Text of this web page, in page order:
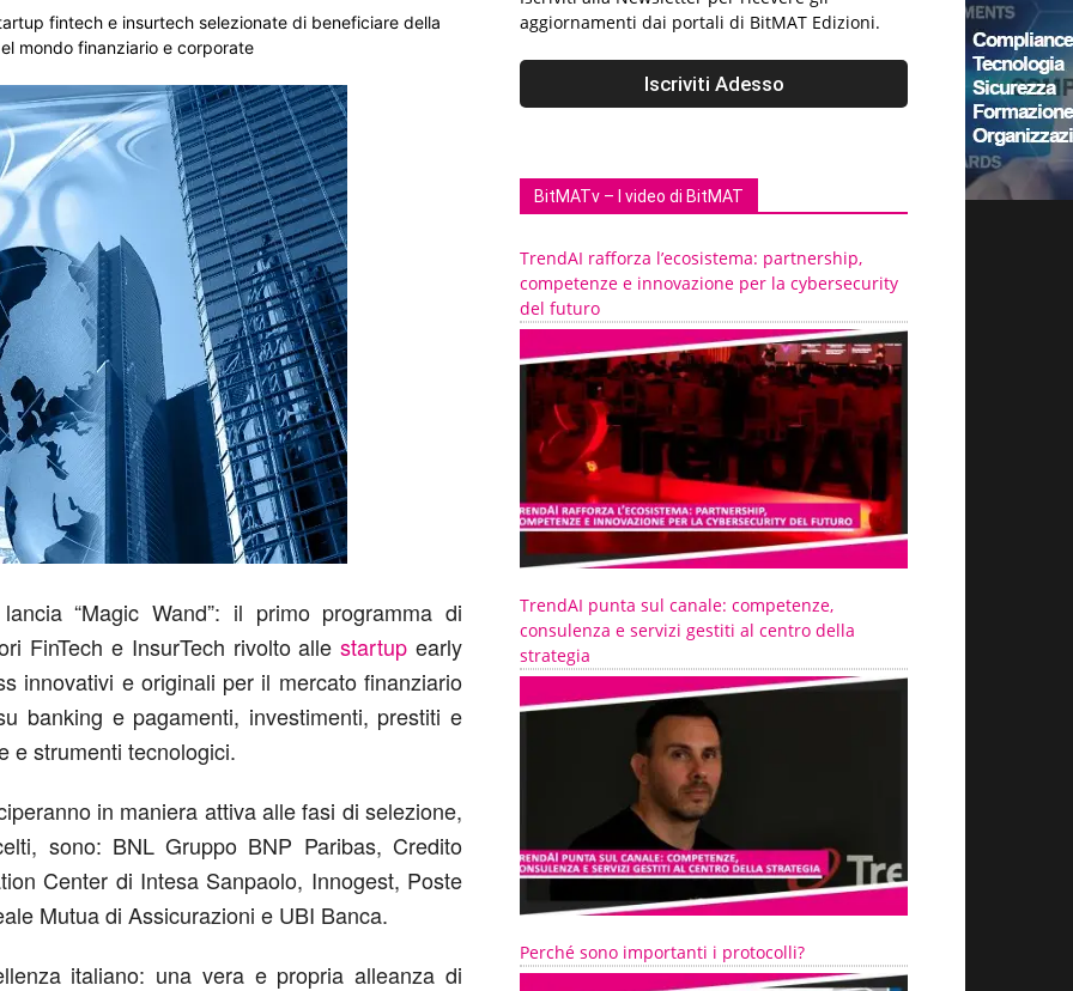
fintech e insurtech selezionate di beneficiare della
mondo finanziario e corporate
lancia “Magic Wand”: il primo programma di
FinTech e InsurTech rivolto allestartupearly
innovativi e originali per il mercato finanziario
banking e pagamenti, investimenti, prestiti e
e strumenti tecnologici.
in maniera attiva alle fasi di selezione,
sono: BNL Gruppo BNP Paribas, Credito
Center di Intesa Sanpaolo, Innogest, Poste
Mutua di Assicurazioni e UBI Banca.
italiano: una vera e propria alleanza di
aggiornamenti dai portali di BitMAT Edizioni.
BitMATv – I video di BitMAT
TrendAI rafforza l’ecosistema: partnership,
competenze e innovazione per la cybersecurity
del futuro
TrendAI punta sul canale: competenze,
consulenza e servizi gestiti al centro della
strategia
Perché sono importanti i protocolli?